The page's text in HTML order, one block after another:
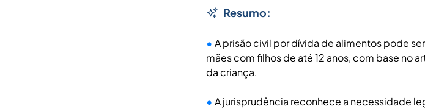
Resumo:
A prisão civil por dívida de alimentos pode
mães com filhos de até 12 anos, com base no
da criança.
A jurisprudência reconhece a necessidade